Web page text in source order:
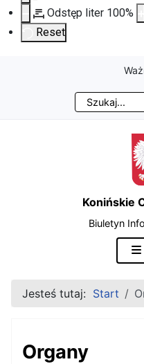
Odstęp liter 100%
Reset
Szukaj
Konińskie
Biuletyn
Jesteś tutaj: Start
Organy